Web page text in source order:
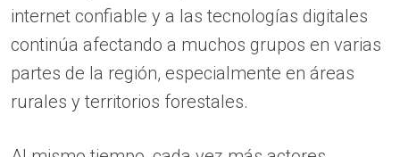
internet confiable y a las tecnologías digitales
continúa afectando a muchos grupos en varias
partes de la región, especialmente en áreas
rurales y territorios forestales.